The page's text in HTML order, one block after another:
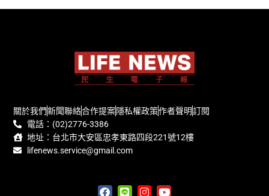
關於我們新聞聯絡合作提案隱私權政策作者聲明訂閱
電話：(02)2776-3386
地址：台北市大安區忠孝東路四段221號12樓
lifenews.service@gmail.com